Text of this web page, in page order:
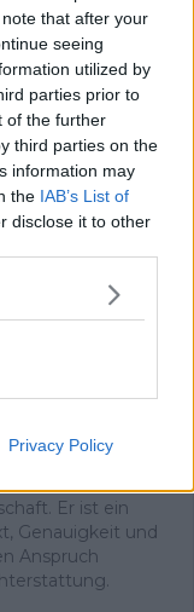
that after your
seeing
utilized by
parties prior to
of the further
third parties on the
information may
the IAB’s List of
disclose it to other
Privacy Policy
Joux Plane
würde zu
einem
die ich bis heute
die
Avoriaz. Ich
auch den
eigentlich
echten
bin
und verantworte
Faktenprüfung
Inhalten, sobald
ich selbst
präzise
Er ist ein
Genauigkeit und
Anspruch